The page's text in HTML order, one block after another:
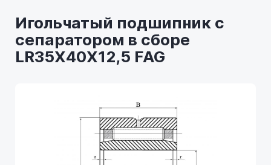
Игольчатый подшипник с
сепаратором в сборе
LR35X40X12,5 FAG